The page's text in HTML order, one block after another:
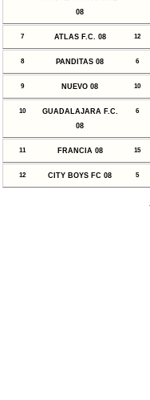
08
7 ATLAS F.C. 08 12
8 PANDITAS 08 6
9 NUEVO 08 10
10
GUADALAJARA F.C.
08
6
11 FRANCIA 08 15
12 CITY BOYS FC 08 5